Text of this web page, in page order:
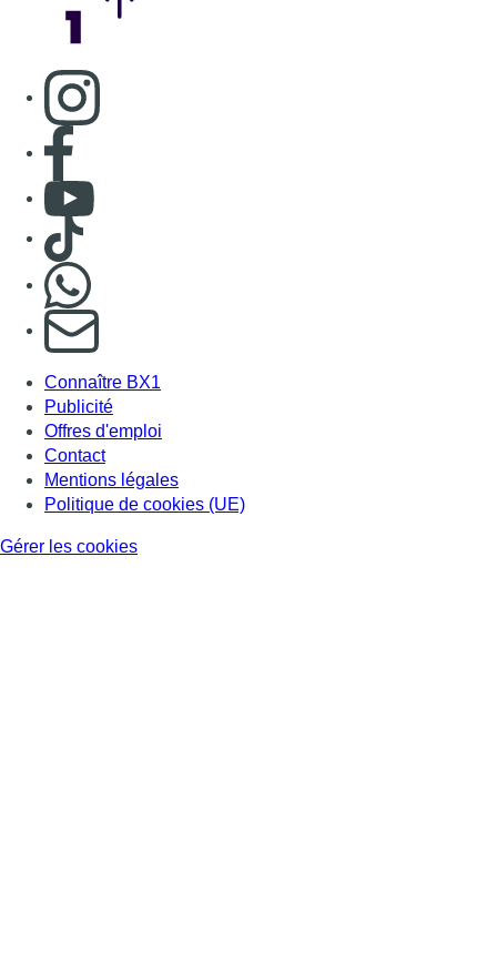
Consulter page Instagram
Consulter page Facebook
Consulter Youtube
Consulter TikTok
S'abonner à notre newsletter
Connaître BX1
Publicité
Offres d'emploi
Contact
Mentions légales
Politique de cookies (UE)
Gérer les cookies